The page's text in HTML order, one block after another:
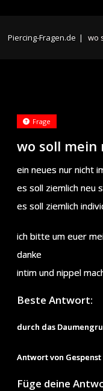
Piercing-Fragen.de | wo
wo soll mein
Frage
ein neues nur nicht
es soll ziemlich neu
es soll ziemlich
ich bitte um euer
danke
intim und nippel
Beste Antwort:
durch das
Antwort von Gespenst
Füge deine